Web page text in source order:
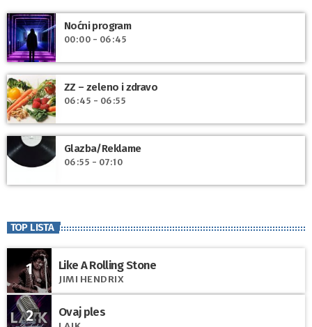
Noćni program
00:00 - 06:45
ZZ – zeleno i zdravo
06:45 - 06:55
Glazba/Reklame
06:55 - 07:10
TOP LISTA
1 Like A Rolling Stone
JIMI HENDRIX
2 Ovaj ples